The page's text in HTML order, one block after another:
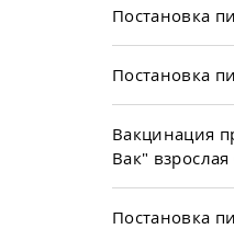
Постановка
Постановка
Вакцинация
Вак"
Постановка